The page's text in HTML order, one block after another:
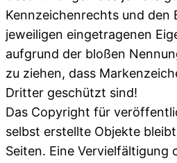
Kennzeichenrechts und den
jeweiligen eingetragenen
aufgrund der bloßen
zu ziehen, dass
Dritter geschützt sind!
Das Copyright für
selbst erstellte Objekte
Seiten. Eine Vervielfältigung